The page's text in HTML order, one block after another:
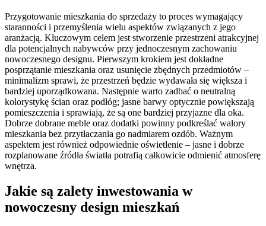
Przygotowanie mieszkania do sprzedaży to proces wymagający
staranności i przemyślenia wielu aspektów związanych z jego
aranżacją. Kluczowym celem jest stworzenie przestrzeni atrakcyjnej
dla potencjalnych nabywców przy jednoczesnym zachowaniu
nowoczesnego designu. Pierwszym krokiem jest dokładne
posprzątanie mieszkania oraz usunięcie zbędnych przedmiotów –
minimalizm sprawi, że przestrzeń będzie wydawała się większa i
bardziej uporządkowana. Następnie warto zadbać o neutralną
kolorystykę ścian oraz podłóg; jasne barwy optycznie powiększają
pomieszczenia i sprawiają, że są one bardziej przyjazne dla oka.
Dobrze dobrane meble oraz dodatki powinny podkreślać walory
mieszkania bez przytłaczania go nadmiarem ozdób. Ważnym
aspektem jest również odpowiednie oświetlenie – jasne i dobrze
rozplanowane źródła światła potrafią całkowicie odmienić atmosferę
wnętrza.
Jakie są zalety inwestowania w
nowoczesny design mieszkań